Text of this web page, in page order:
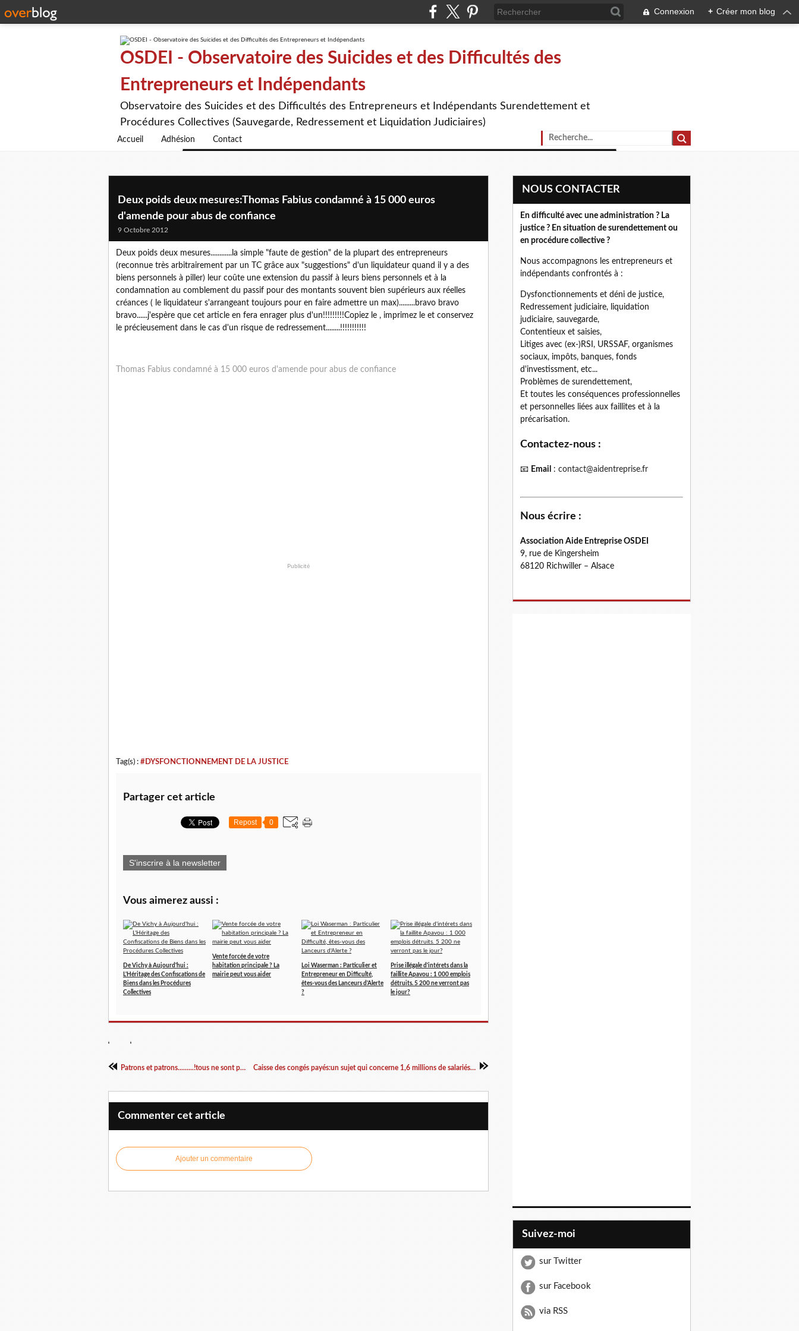
Connexion + Créer mon blog
OSDEI - Observatoire des Suicides et des Difficultés des
Entrepreneurs et Indépendants
Observatoire des Suicides et des Difficultés des Entrepreneurs et Indépendants Surendettement et
Procédures Collectives (Sauvegarde, Redressement et Liquidation Judiciaires)
Accueil Adhésion Contact
Deux poids deux mesures:Thomas Fabius condamné à 15 000 euros
d'amende pour abus de confiance
9 Octobre 2012
Deux poids deux mesures............la simple "faute de gestion" de la plupart des entrepreneurs
(reconnue très arbitrairement par un TC grâce aux "suggestions" d'un liquidateur quand il y a des
biens personnels à piller) leur coûte une extension du passif à leurs biens personnels et à la
condamnation au comblement du passif pour des montants souvent bien supérieurs aux réelles
créances ( le liquidateur s'arrangeant toujours pour en faire admettre un max).........bravo bravo
bravo......j'espère que cet article en fera enrager plus d'un!!!!!!!!!Copiez le , imprimez le et conservez
le précieusement dans le cas d'un risque de redressement........!!!!!!!!!!!
Thomas Fabius condamné à 15 000 euros d'amende pour abus de confiance
Publicité
Tag(s) : #DYSFONCTIONNEMENT DE LA JUSTICE
Partager cet article
Repost 0
S'inscrire à la newsletter
Vous aimerez aussi :
De Vichy à Aujourd'hui :
L'Héritage des Confiscations de
Biens dans les Procédures
Collectives
Vente forcée de votre
habitation principale ? La
mairie peut vous aider
Loi Waserman : Particulier et
Entrepreneur en Difficulté,
êtes-vous des Lanceurs d'Alerte
?
Prise illégale d'intérets dans la
faillite Apavou : 1 000 emplois
détruits. 5 200 ne verront pas
le jour?
Patrons et patrons.........!tous ne sont pas pigeons Caisse des congés payés:un sujet qui concerne 1,6 millions de salariés et leurs familles.
Commenter cet article
Ajouter un commentaire
NOUS CONTACTER
En difficulté avec une administration ? La
justice ? En situation de surendettement ou
en procédure collective ?
Nous accompagnons les entrepreneurs et
indépendants confrontés à :
Dysfonctionnements et déni de justice,
Redressement judiciaire, liquidation
judiciaire, sauvegarde,
Contentieux et saisies,
Litiges avec (ex-)RSI, URSSAF, organismes
sociaux, impôts, banques, fonds
d'investissment, etc...
Problèmes de surendettement,
Et toutes les conséquences professionnelles
et personnelles liées aux faillites et à la
précarisation.
Contactez-nous :
📧 Email : contact@aidentreprise.fr
Nous écrire :
Association Aide Entreprise OSDEI
9, rue de Kingersheim
68120 Richwiller – Alsace
Suivez-moi
sur Twitter
sur Facebook
via RSS